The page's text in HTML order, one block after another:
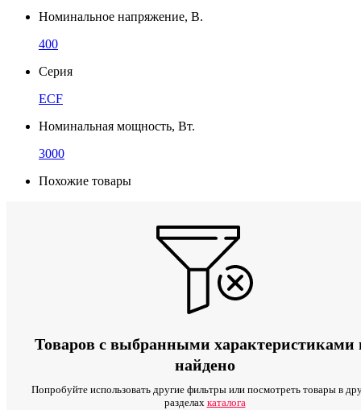
Номинальное напряжение, В.
400
Серия
ECF
Номинальная мощность, Вт.
3000
Похожие товары
Товаров с выбранными характеристиками
найдено
Попробуйте использовать другие фильтры или посмотреть товары в
разделах каталога